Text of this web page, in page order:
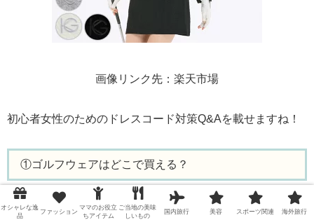
画像リンク先：楽天市場
初心者女性のためのドレスコード対策Q&Aを載せますね！
①ゴルフウェアはどこで買える？
ゴルフウェアは、スポーツショップやゴルフ専門店、最近
オシャレな逸
品
ファッション
ママのお役立
ちアイテム
ご当地の美味
しいもの
国内旅行 美容 スポーツ関連 海外旅行